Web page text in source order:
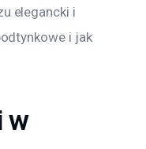
elegancki i
i jak
w